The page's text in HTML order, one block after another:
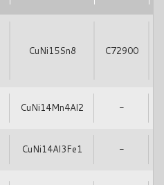
CuNi15Sn8 C72900
CuNi14Mn4Al2 -
CuNi14Al3Fe1 -